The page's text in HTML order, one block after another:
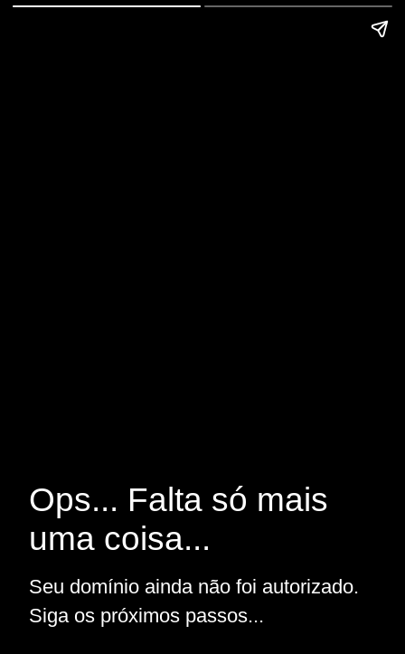
Ops... Falta só mais
uma coisa...
Seu domínio ainda não foi autorizado.
Siga os próximos passos...